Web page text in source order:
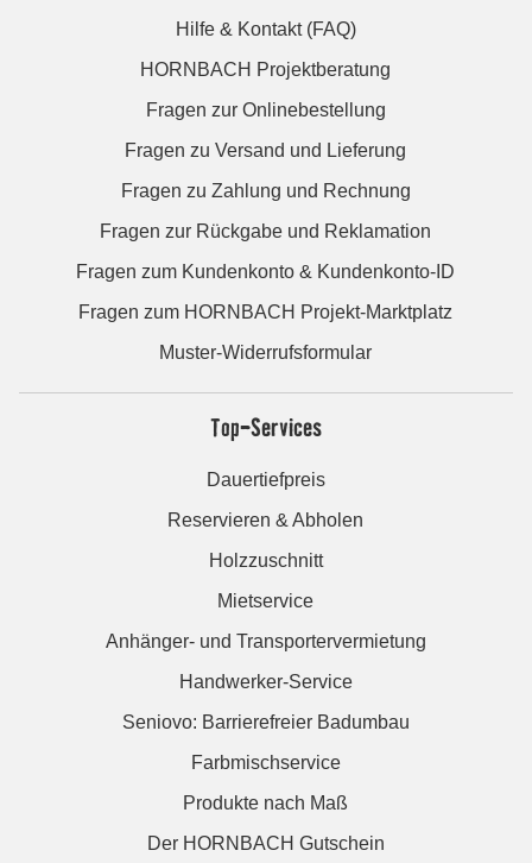
Hilfe & Kontakt (FAQ)
HORNBACH Projektberatung
Fragen zur Onlinebestellung
Fragen zu Versand und Lieferung
Fragen zu Zahlung und Rechnung
Fragen zur Rückgabe und Reklamation
Fragen zum Kundenkonto & Kundenkonto-ID
Fragen zum HORNBACH Projekt-Marktplatz
Muster-Widerrufsformular
Top-Services
Dauertiefpreis
Reservieren & Abholen
Holzzuschnitt
Mietservice
Anhänger- und Transportervermietung
Handwerker-Service
Seniovo: Barrierefreier Badumbau
Farbmischservice
Produkte nach Maß
Der HORNBACH Gutschein